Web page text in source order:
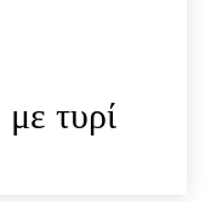
τυρί